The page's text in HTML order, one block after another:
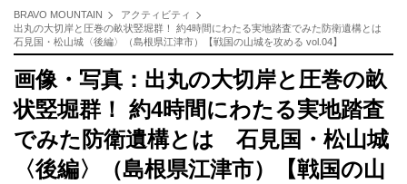
BRAVO MOUNTAIN
アクティビティ
出丸の大切岸と圧巻の畝状竪堀群！ 約4時間にわたる実地踏査でみた防衛遺構とは
石見国・松山城〈後編〉（島根県江津市）【戦国の山城を攻める vol.04】
画像・写真：出丸の大切岸と圧巻の畝
状竪堀群！ 約4時間にわたる実地踏査
でみた防衛遺構とは 石見国・松山城
〈後編〉（島根県江津市）【戦国の山